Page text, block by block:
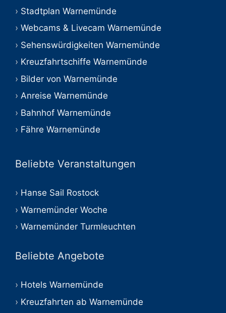
Stadtplan Warnemünde
Webcams & Livecam Warnemünde
Sehenswürdigkeiten Warnemünde
Kreuzfahrtschiffe Warnemünde
Bilder von Warnemünde
Anreise Warnemünde
Bahnhof Warnemünde
Fähre Warnemünde
Beliebte Veranstaltungen
Hanse Sail Rostock
Warnemünder Woche
Warnemünder Turmleuchten
Beliebte Angebote
Hotels Warnemünde
Kreuzfahrten ab Warnemünde